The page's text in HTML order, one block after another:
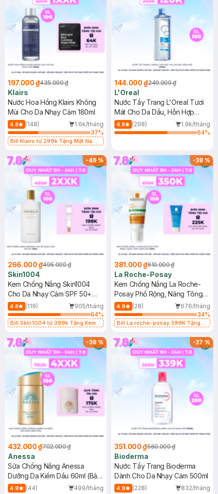
197.000 ₫435.000 ₫
Klairs
Nước Hoa Hồng Klairs Không
Mùi Cho Da Nhạy Cảm 180ml
4.8 (148)
1.6k/tháng
37%
Bill Klairs từ 299k Tặng Mặt Nạ
25ml (SL Có Hạn)
144.000 ₫249.000 ₫
L'Oreal
Nước Tẩy Trang L'Oreal Tươi
Mát Cho Da Dầu, Hỗn Hợp
400ml
4.8 (298)
1.9k/tháng
64%
-46%
266.000 ₫495.000 ₫
Skin1004
Kem Chống Nắng Skin1004
Cho Da Nhạy Cảm SPF 50+
50ml
4.8 (119)
905/tháng
64%
Bill Skin1004 từ 399k Tặng Kem
SPF 50+ 20ml (SL Có Hạn)
-38%
381.000 ₫610.000 ₫
La Roche-Posay
Kem Chống Nắng La Roche-
Posay Phổ Rộng, Nâng Tông
Kiềm Dầu 50ml
4.9 (28)
676/tháng
34%
Bill La roche-posay 399K Tặng
(SL có hạn)
-38%
432.000 ₫702.000 ₫
Anessa
Sữa Chống Nắng Anessa
Dưỡng Da Kiềm Dầu 60ml (Bản
Mới)
4.9 (44)
499/tháng
-37%
351.000 ₫560.000 ₫
Bioderma
Nước Tẩy Trang Bioderma
Dành Cho Da Nhạy Cảm 500ml
4.9 (228)
832/tháng